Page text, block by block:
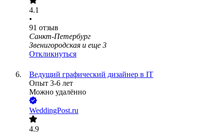
4.1
•
91 отзыв
Санкт-Петербург
Звенигородская и еще 3
Откликнуться
Ведущий графический дизайнер в IT
Опыт 3-6 лет
Можно удалённо
WeddingPost.ru
4.9